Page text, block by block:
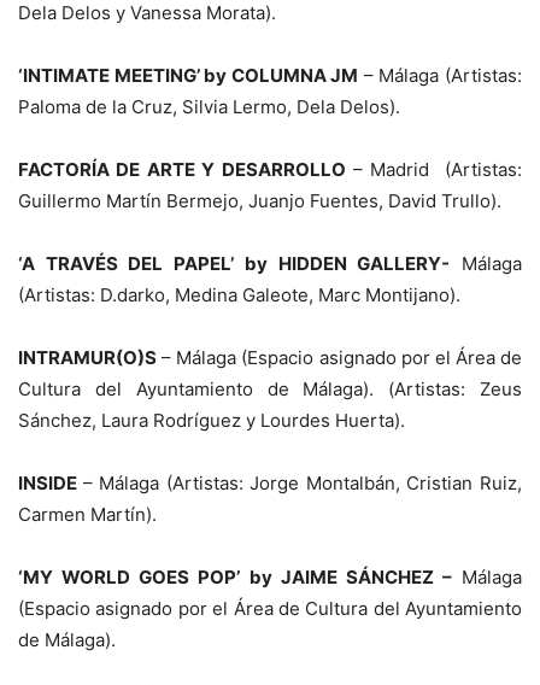
Dela Delos y Vanessa Morata).
‘INTIMATE MEETING’ by COLUMNA JM – Málaga (Artistas:
Paloma de la Cruz, Silvia Lermo, Dela Delos).
FACTORÍA DE ARTE Y DESARROLLO – Madrid (Artistas:
Guillermo Martín Bermejo, Juanjo Fuentes, David Trullo).
‘A TRAVÉS DEL PAPEL’ by HIDDEN GALLERY- Málaga
(Artistas: D.darko, Medina Galeote, Marc Montijano).
INTRAMUR(O)S – Málaga (Espacio asignado por el Área de
Cultura del Ayuntamiento de Málaga). (Artistas: Zeus
Sánchez, Laura Rodríguez y Lourdes Huerta).
INSIDE – Málaga (Artistas: Jorge Montalbán, Cristian Ruiz,
Carmen Martín).
‘MY WORLD GOES POP’ by JAIME SÁNCHEZ –Málaga
(Espacio asignado por el Área de Cultura del Ayuntamiento
de Málaga).